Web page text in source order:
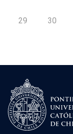
29 30